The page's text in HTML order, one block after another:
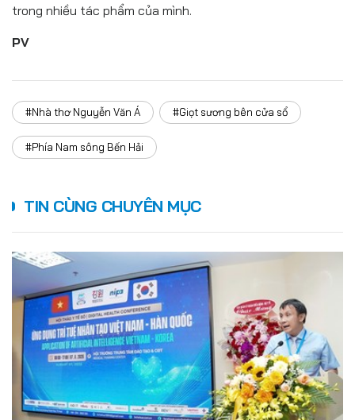
trong nhiều tác phẩm của mình.
PV
#Nhà thơ Nguyễn Văn Á #Giọt sương bên cửa sổ
#Phía Nam sông Bến Hải
TIN CÙNG CHUYÊN MỤC